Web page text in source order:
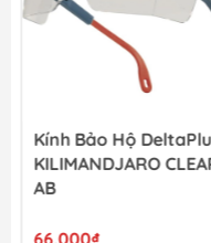
Kính Bảo Hộ
KILIMANDJARO
AB